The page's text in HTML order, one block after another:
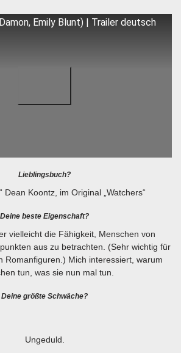
Emily Blunt) | Trailer deutsch
Lieblingsbuch?
Dean Koontz, im Original „Watchers“
Deine beste Eigenschaft?
vielleicht die Fähigkeit, Menschen von
aus zu betrachten. (Sehr wichtig für
Romanfiguren.) Mich interessiert, warum
tun, was sie nun mal tun.
Deine größte Schwäche?
Ungeduld.